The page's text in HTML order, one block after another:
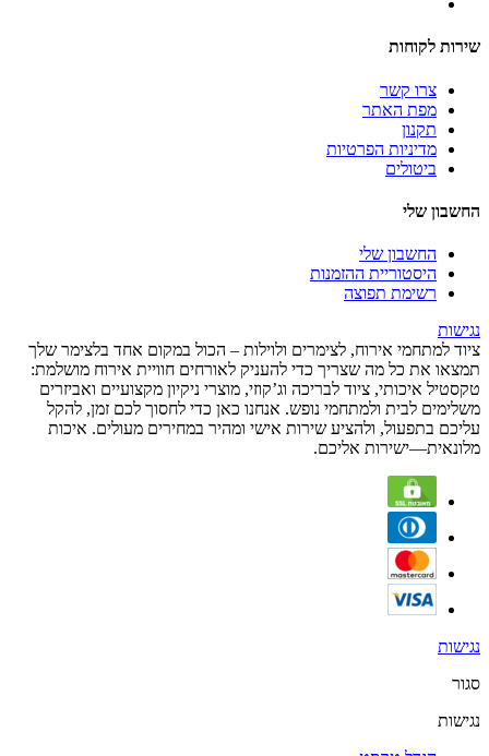
שירות לקוחות
צרו קשר
מפת האתר
תקנון
מדיניות הפרטיות
ביטולים
החשבון שלי
החשבון שלי
היסטוריית ההזמנות
רשימת תפוצה
נגישות
ציוד למתחמי אירוח, לצימרים ולוילות – הכול במקום אחד בלצימר שלך
תמצאו את כל מה שצריך כדי להעניק לאורחים חוויית אירוח מושלמת:
טקסטיל איכותי, ציוד לבריכה וג’קוזי, מוצרי ניקיון מקצועיים ואביזרים
משלימים לבית ולמתחמי נופש. אנחנו כאן כדי לחסוך לכם זמן, להקל
עליכם בתפעול, ולהציע שירות אישי ומהיר במחירים מעולים. איכות
מלונאית—ישירות אליכם.
נגישות
סגור
נגישות